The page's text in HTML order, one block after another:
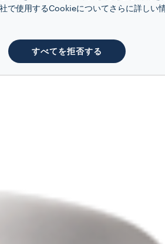
で使用するCookieについてさらに詳しい
すべてを拒否する